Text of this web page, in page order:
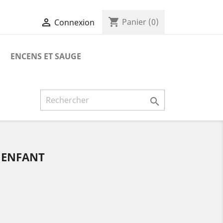
 Connexion shopping_cart Panier (0)
ENCENS ET SAUGE
